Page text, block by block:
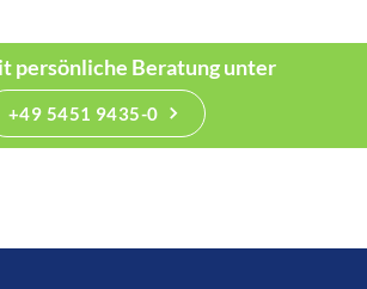
persönliche Beratung unter
+49 5451 9435-0